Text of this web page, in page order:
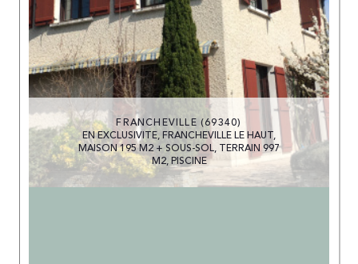
FRANCHEVILLE (69340)
EN EXCLUSIVITE, FRANCHEVILLE LE HAUT,
MAISON 195 M2 + SOUS-SOL, TERRAIN 997
M2, PISCINE